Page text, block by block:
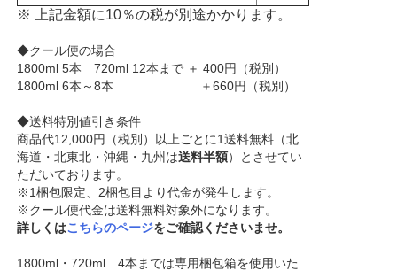
※ 上記金額に10％の税が別途かかります。
◆クール便の場合
1800ml 5本 720ml 12本まで ＋ 400円（税別）
1800ml 6本～8本 ＋660円（税別）
◆送料特別値引き条件
商品代12,000円（税別）以上ごとに1送料無料（北
海道・北東北・沖縄・九州は送料半額）とさせてい
ただいております。
※1梱包限定、2梱包目より代金が発生します。
※クール便代金は送料無料対象外になります。
詳しくはこちらのページをご確認くださいませ。
1800ml・720ml 4本までは専用梱包箱を使用いた